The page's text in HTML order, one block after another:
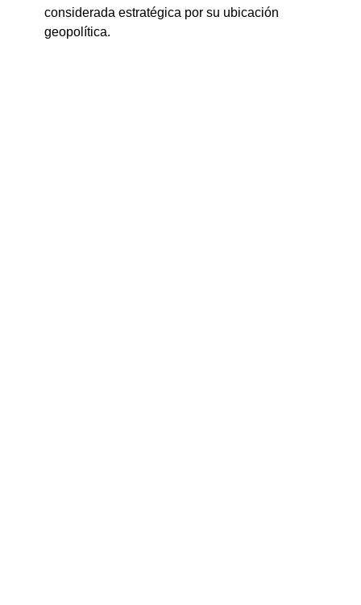
considerada estratégica por su ubicación
geopolítica.